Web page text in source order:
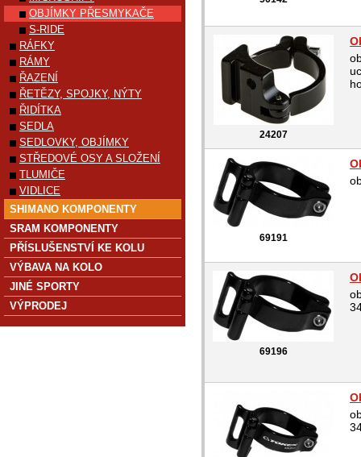
24207
69191
69196
OBJÍMKY PŘESMYKAČE
S-RIDE
RÁFKY
RÁMY
ŘAZENÍ
ŘETĚZY, SPOJKY, NÝTY
ŘIDÍTKA
SEDLA
SEDLOVKY, OBJÍMKY
STŘEDOVÉ OSY A SLOŽENÍ
TLUMIČE
VIDLICE
SHIMANO KOMPONENTY
SRAM KOMPONENTY
PŘÍSLUŠENSTVÍ KE KOLU
VÝBAVA NA KOLO
JINÉ SPORTY
VÝPRODEJ